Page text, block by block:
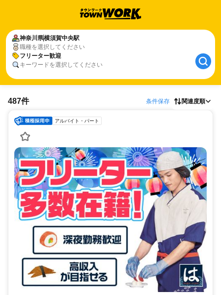
神奈川県横須賀中央駅
職種を選択してください
フリーター歓迎
キーワードを選択してください
487件 条件保存 関連度順
アルバイト・パート